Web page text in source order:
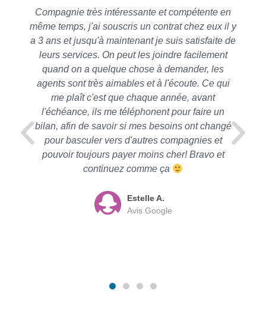
Compagnie très intéressante et compétente en
même temps, j'ai souscris un contrat chez eux il y
a 3 ans et jusqu'à maintenant je suis satisfaite de
leurs services. On peut les joindre facilement
quand on a quelque chose à demander, les
agents sont très aimables et à l'écoute. Ce qui
me plaît c'est que chaque année, avant
l'échéance, ils me téléphonent pour faire un
bilan, afin de savoir si mes besoins ont changé
pour basculer vers d'autres compagnies et
pouvoir toujours payer moins cher! Bravo et
continuez comme ça
Estelle A.
Avis Google